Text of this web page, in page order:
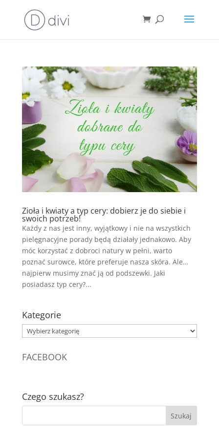
Zioła i kwiaty a typ cery: dobierz je do siebie i
swoich potrzeb!
Każdy z nas jest inny, wyjątkowy i nie na wszystkich
pielęgnacyjne porady będą działały jednakowo. Aby
móc korzystać z dobroci natury w pełni, warto
poznać surowce, które preferuje nasza skóra. Ale…
najpierw musimy znać ją od podszewki. Jaki
posiadasz typ cery?...
Kategorie
Kategorie
FACEBOOK
Czego szukasz?